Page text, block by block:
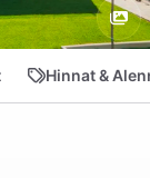
Hinnat &